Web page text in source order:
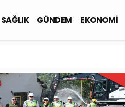
SAĞLIK GÜNDEM EKONOMİ